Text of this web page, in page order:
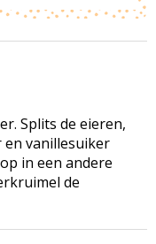
Splits de eieren,
en vanillesuiker
in een andere
de